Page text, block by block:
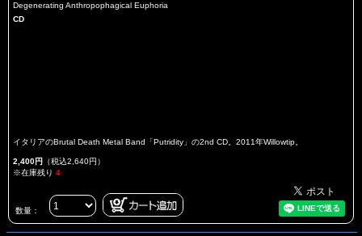
Degenerating Anthropophagical Euphoria
CD
イタリアのBrutal Death Metal Band「Putridity」の2nd CD。2011年Willowtip。
2,400円 （税込2,640円）
※在庫残り 4
数量：